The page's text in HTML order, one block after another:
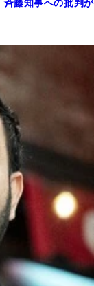
斉藤知事への批判が